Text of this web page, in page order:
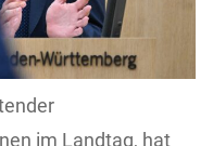
im Landtag, hat